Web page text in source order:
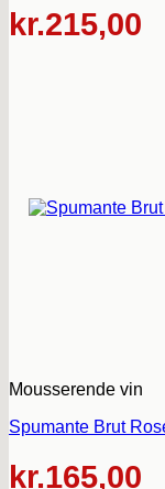
kr.215,00
Mousserende vin
Spumante Brut
kr.165,00